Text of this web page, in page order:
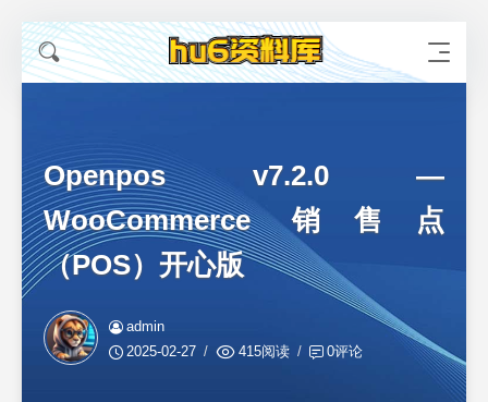
Openpos v7.2.0 —
WooCommerce 销售点
（POS）开心版
admin
2025-02-27
415阅读 0评论